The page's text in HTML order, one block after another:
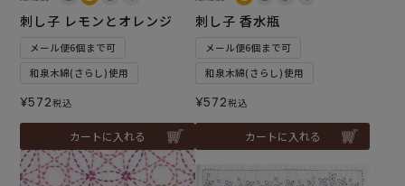
刺し子 レモンとオレンジ
メール便6個まで可
和泉木綿(さらし)使用
¥572税込
カートに入れる
刺し子 香水瓶
メール便6個まで可
和泉木綿(さらし)使用
¥572税込
カートに入れる